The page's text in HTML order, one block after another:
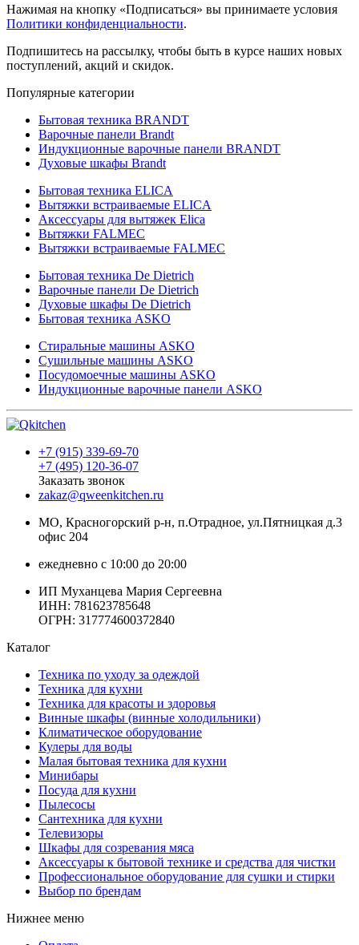
Нажимая на кнопку «Подписаться» вы принимаете условия
Политики конфиденциальности.
Подпишитесь на рассылку, чтобы быть в курсе наших новых
поступлений, акций и скидок.
Популярные категории
Бытовая техника BRANDT
Варочные панели Brandt
Индукционные варочные панели BRANDT
Духовые шкафы Brandt
Бытовая техника ELICA
Вытяжки встраиваемые ELICA
Аксессуары для вытяжек Elica
Вытяжки FALMEC
Вытяжки встраиваемые FALMEC
Бытовая техника De Dietrich
Варочные панели De Dietrich
Духовые шкафы De Dietrich
Бытовая техника ASKO
Стиральные машины ASKO
Сушильные машины ASKO
Посудомоечные машины ASKO
Индукционные варочные панели ASKO
+7 (915) 339-69-70
+7 (495) 120-36-07
Заказать звонок
zakaz@qweenkitchen.ru
МО, Красногорский р-н, п.Отрадное, ул.Пятницкая д.3
офис 204
ежедневно с 10:00 до 20:00
ИП Муханцева Мария Сергеевна
ИНН: 781623785648
ОГРН: 317774600372840
Каталог
Техника по уходу за одеждой
Техника для кухни
Техника для красоты и здоровья
Винные шкафы (винные холодильники)
Климатическое оборудование
Кулеры для воды
Малая бытовая техника для кухни
Минибары
Посуда для кухни
Пылесосы
Сантехника для кухни
Телевизоры
Шкафы для созревания мяса
Аксессуары к бытовой технике и средства для чистки
Профессиональное оборудование для сушки и стирки
Выбор по брендам
Нижнее меню